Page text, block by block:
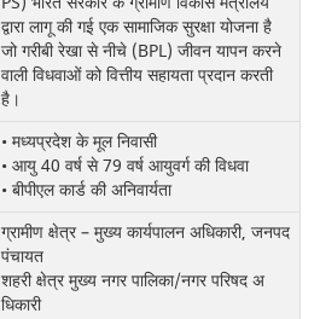
द्वारा लागू की गई एक सामाजिक सुरक्षा योजना है
जो गरीबी रेखा से नीचे (BPL) जीवन यापन करने
वाली विधवाओं को वित्तीय सहायता प्रदान करती
है।
• मध्यप्रदेश के मूल निवासी
• आयु 40 वर्ष से 79 वर्ष आयुवर्ग की विधवा
• बीपीएल कार्ड की अनिवार्यता
ग्रामीण क्षेत्र – मुख्य कार्यपालन अधिकारी, जनपद
पंचायत
शहरी क्षेत्र मुख्य नगर पालिका/नगर परिषद अ
धिकारी